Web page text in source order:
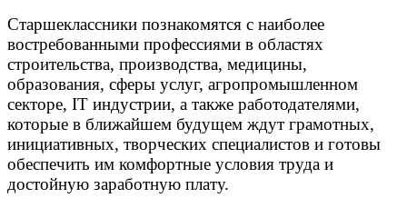
Старшеклассники познакомятся с наиболее
востребованными профессиями в областях
строительства, производства, медицины,
образования, сферы услуг, агропромышленном
секторе, IT индустрии, а также работодателями,
которые в ближайшем будущем ждут грамотных,
инициативных, творческих специалистов и готовы
обеспечить им комфортные условия труда и
достойную заработную плату.